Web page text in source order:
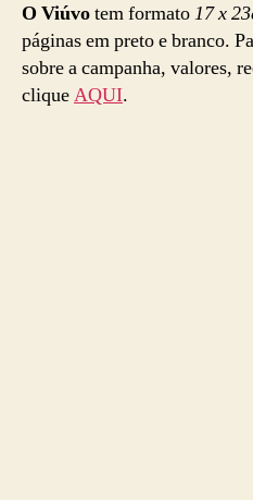
O Viúvotem formato17 x
páginas em preto e branco.
sobre a campanha, valores,
cliqueAQUI.